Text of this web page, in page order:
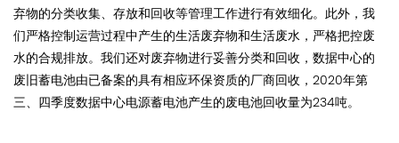
弃物的分类收集、存放和回收等管理工作进行有效细化。此外，我
们严格控制运营过程中产生的生活废弃物和生活废水，严格把控废
水的合规排放。我们还对废弃物进行妥善分类和回收，数据中心的
废旧蓄电池由已备案的具有相应环保资质的厂商回收，2020年第
三、四季度数据中心电源蓄电池产生的废电池回收量为234吨。